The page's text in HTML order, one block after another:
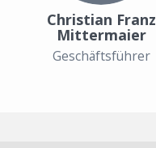
Christian Franz
Mittermaier
Geschäftsführer